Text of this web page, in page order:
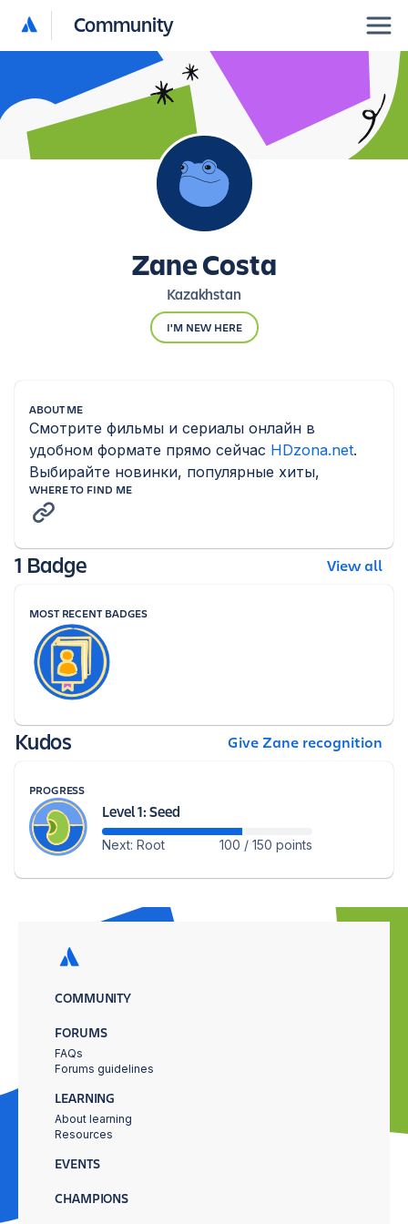
Community
Zane Costa
I'M NEW HERE
Kazakhstan
1 Badge View all
MOST RECENT BADGES
Kudos Give Zane recognition
PROGRESS
Level 1: Seed
Next: Root 100 / 150 points
ABOUT ME
Смотрите фильмы и сериалы онлайн в
удобном формате прямо сейчас HDzona.net.
Выбирайте новинки, популярные хиты,
WHERE TO FIND ME
COMMUNITY
FORUMS
FAQs
Forums guidelines
LEARNING
About learning
Resources
EVENTS
CHAMPIONS